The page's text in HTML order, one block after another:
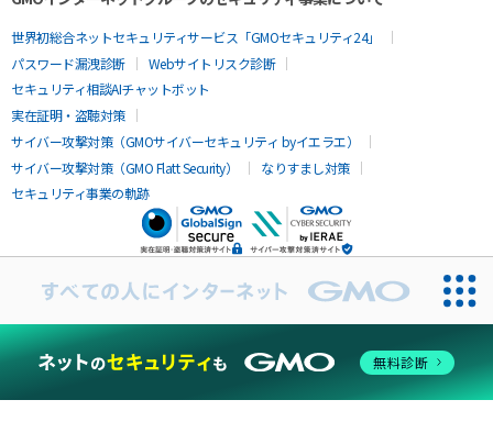
世界初総合ネットセキュリティサービス「GMOセキュリティ24」
パスワード漏洩診断
Webサイトリスク診断
セキュリティ相談AIチャットボット
実在証明・盗聴対策
サイバー攻撃対策（GMOサイバーセキュリティ byイエラエ）
サイバー攻撃対策（GMO Flatt Security）
なりすまし対策
セキュリティ事業の軌跡
無料診断